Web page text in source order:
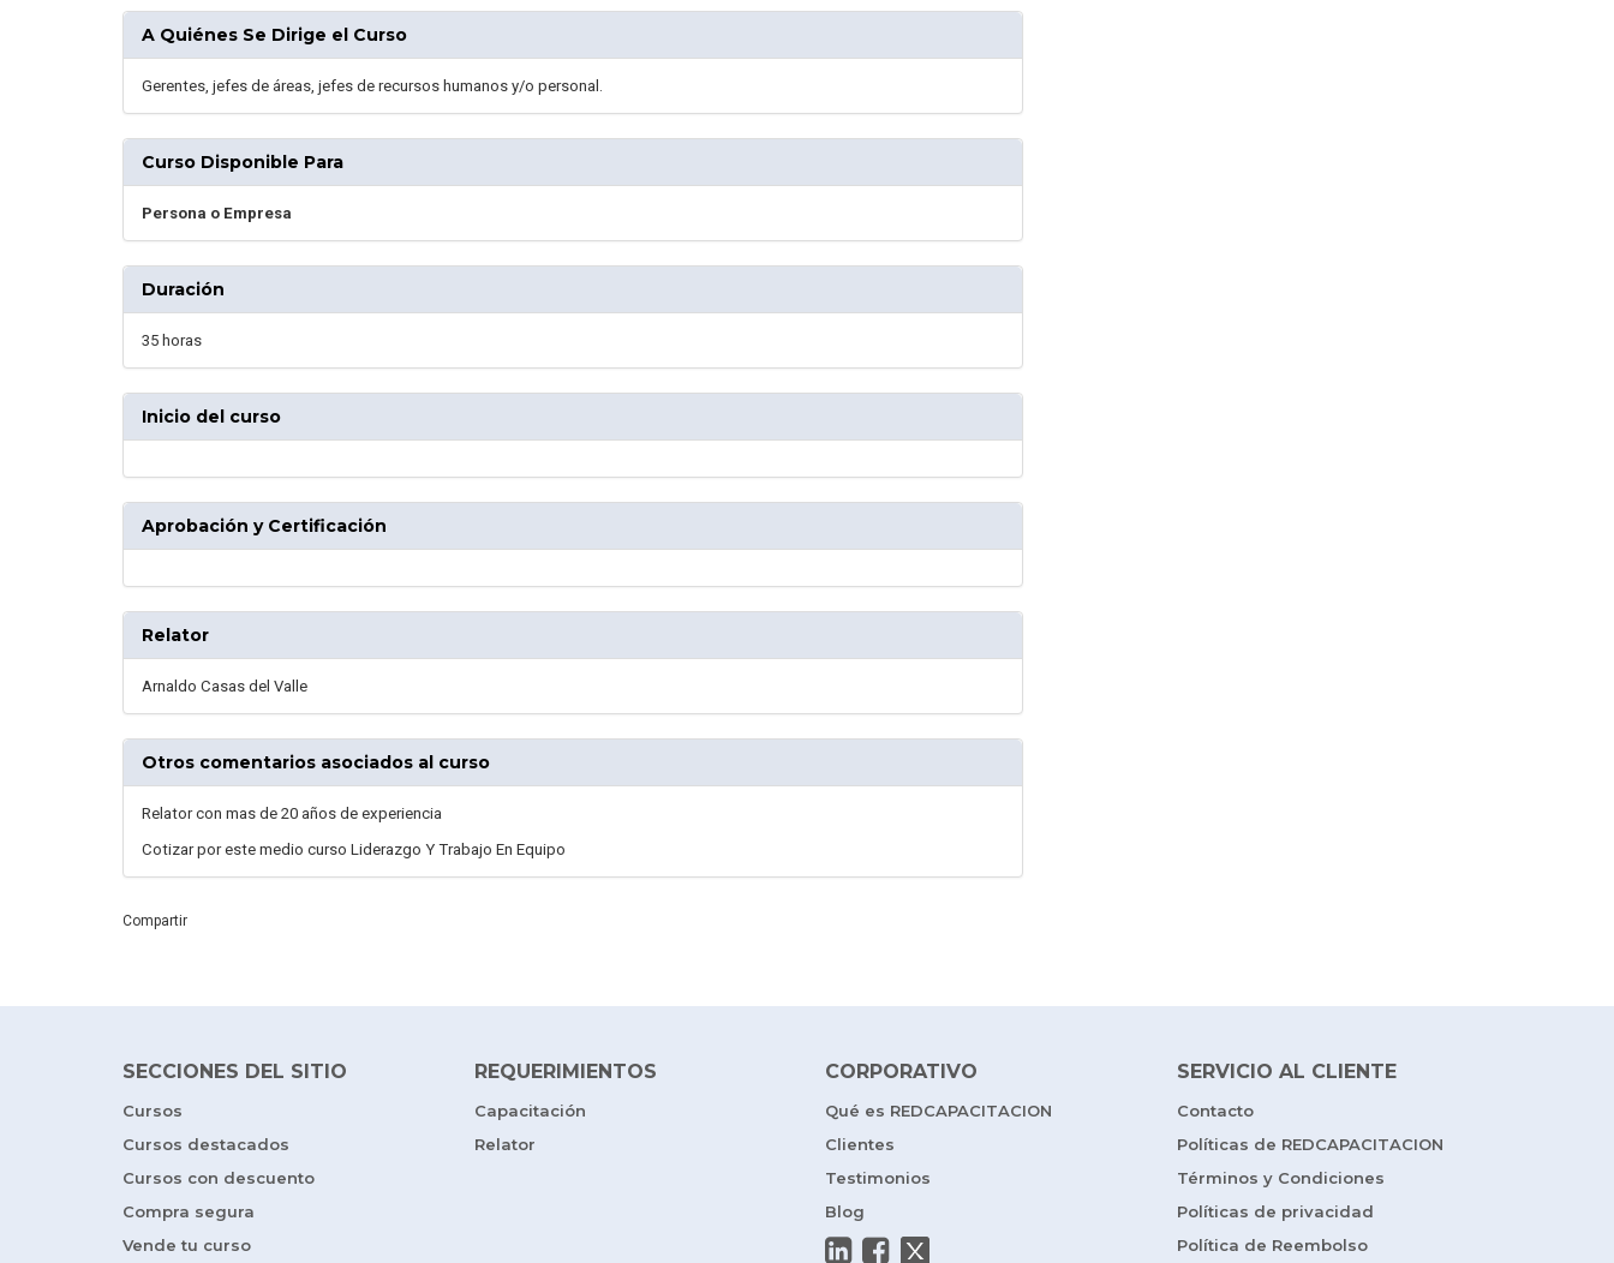
A Quiénes Se Dirige el Curso
Gerentes, jefes de áreas, jefes de recursos humanos y/o personal.
Curso Disponible Para
Persona o Empresa
Duración
35 horas
Inicio del curso
Aprobación y Certificación
Relator
Arnaldo Casas del Valle
Otros comentarios asociados al curso
Relator con mas de 20 años de experiencia
Cotizar por este medio curso Liderazgo Y Trabajo En Equipo
Compartir
SECCIONES DEL SITIO
Cursos
Cursos destacados
Cursos con descuento
Compra segura
Vende tu curso
REQUERIMIENTOS
Capacitación
Relator
CORPORATIVO
Qué es REDCAPACITACION
Clientes
Testimonios
Blog
SERVICIO AL CLIENTE
Contacto
Políticas de REDCAPACITACION
Términos y Condiciones
Políticas de privacidad
Política de Reembolso